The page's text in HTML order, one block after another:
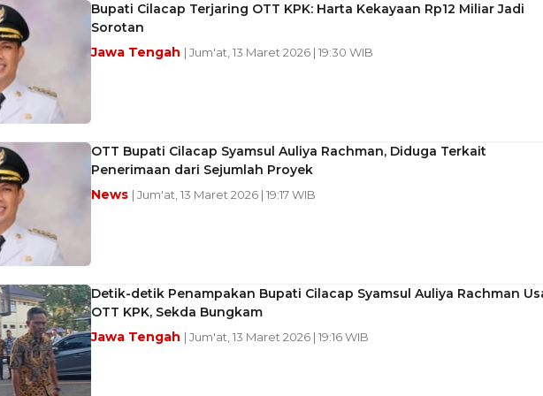
Bupati Cilacap Terjaring OTT KPK: Harta Kekayaan Rp12 Miliar Jadi
Sorotan
Jawa Tengah | Jum'at, 13 Maret 2026 | 19:30 WIB
OTT Bupati Cilacap Syamsul Auliya Rachman, Diduga Terkait
Penerimaan dari Sejumlah Proyek
News | Jum'at, 13 Maret 2026 | 19:17 WIB
Detik-detik Penampakan Bupati Cilacap Syamsul Auliya Rachman
OTT KPK, Sekda Bungkam
Jawa Tengah | Jum'at, 13 Maret 2026 | 19:16 WIB